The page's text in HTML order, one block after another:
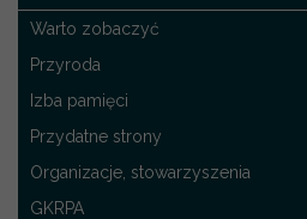
Warto zobaczyć
Przyroda
Izba pamięci
Przydatne strony
Organizacje, stowarzyszenia
GKRPA